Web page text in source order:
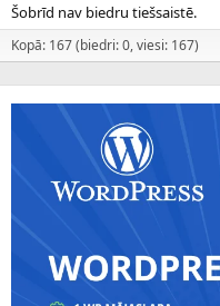
Šobrīd nav biedru tiešsaistē.
Kopā: 167 (biedri: 0, viesi: 167)